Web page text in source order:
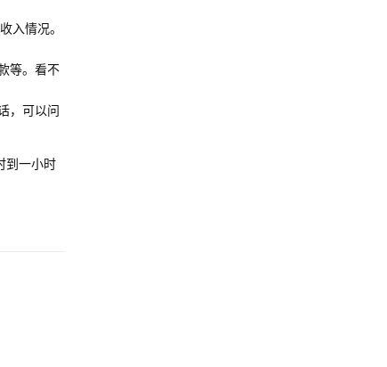
入情况。
等。看不
，可以问
到一小时